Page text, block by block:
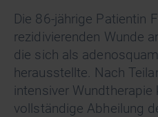
Die 86-jährige Patientin
rezidivierenden Wunde
die sich als
herausstellte. Nach
intensiver Wundtherapie
vollständige Abheilung